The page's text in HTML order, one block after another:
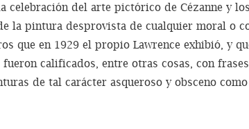
celebración del arte pictórico de Cézanne y
la pintura desprovista de cualquier moral o
que en 1929 el propio Lawrence exhibió, y
calificados, entre otras cosas, con
de tal carácter asqueroso y obsceno como